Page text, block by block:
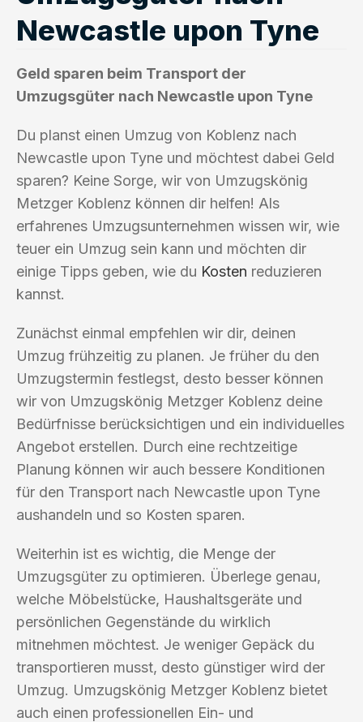
Newcastle upon Tyne
Geld sparen beim Transport der
Umzugsgüter nach Newcastle upon Tyne
Du planst einen Umzug von Koblenz nach
Newcastle upon Tyne und möchtest dabei Geld
sparen? Keine Sorge, wir von Umzugskönig
Metzger Koblenz können dir helfen! Als
erfahrenes Umzugsunternehmen wissen wir, wie
teuer ein Umzug sein kann und möchten dir
einige Tipps geben, wie du Kosten reduzieren
kannst.
Zunächst einmal empfehlen wir dir, deinen
Umzug frühzeitig zu planen. Je früher du den
Umzugstermin festlegst, desto besser können
wir von Umzugskönig Metzger Koblenz deine
Bedürfnisse berücksichtigen und ein individuelles
Angebot erstellen. Durch eine rechtzeitige
Planung können wir auch bessere Konditionen
für den Transport nach Newcastle upon Tyne
aushandeln und so Kosten sparen.
Weiterhin ist es wichtig, die Menge der
Umzugsgüter zu optimieren. Überlege genau,
welche Möbelstücke, Haushaltsgeräte und
persönlichen Gegenstände du wirklich
mitnehmen möchtest. Je weniger Gepäck du
transportieren musst, desto günstiger wird der
Umzug. Umzugskönig Metzger Koblenz bietet
auch einen professionellen Ein- und